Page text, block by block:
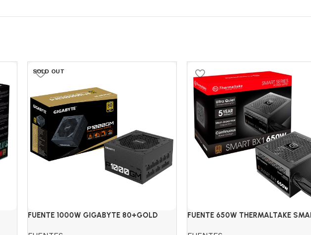
SOLD OUT
FUENTE 1000W GIGABYTE 80+GOLD
FUENTE 650W THERMALTAKE